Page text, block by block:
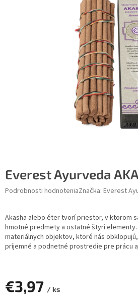
Everest Ayurveda
Podrobnosti hodnoteniaZnačka: Everest
Akasha alebo éter tvorí priestor, v ktorom
hmotné predmety a ostatné štyri
materiálnych objektov, ktoré nás
príjemné a podnetné prostredie pre prácu
€3,97 / ks